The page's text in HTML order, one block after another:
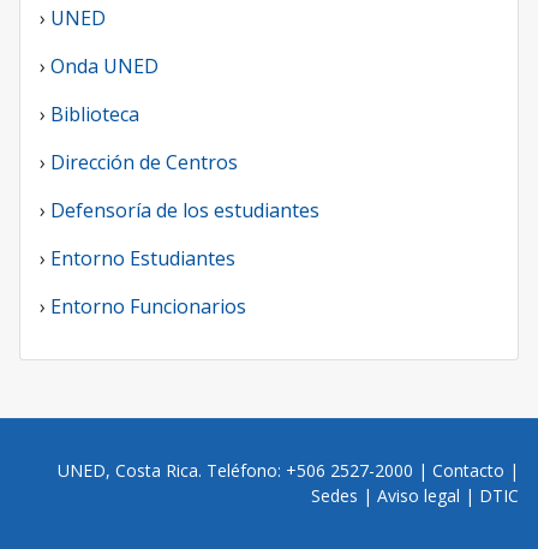
› UNED
› Onda UNED
› Biblioteca
› Dirección de Centros
› Defensoría de los estudiantes
› Entorno Estudiantes
› Entorno Funcionarios
UNED, Costa Rica. Teléfono: +506 2527-2000 | Contacto |
Sedes | Aviso legal | DTIC